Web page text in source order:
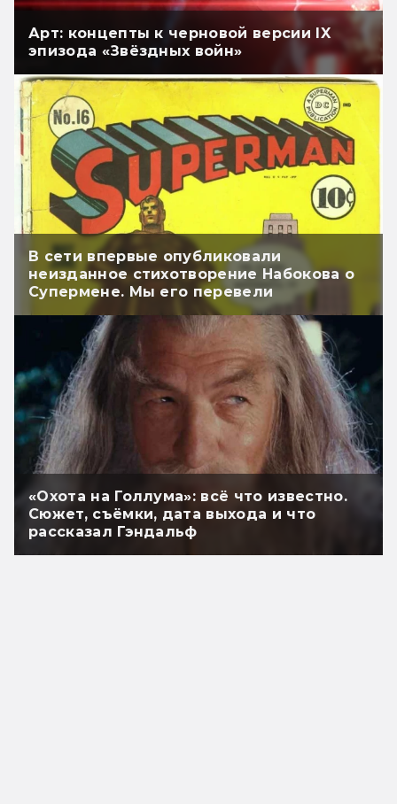
Арт: концепты к черновой версии IX
эпизода «Звёздных войн»
В сети впервые опубликовали
неизданное стихотворение Набокова о
Супермене. Мы его перевели
«Охота на Голлума»: всё что известно.
Сюжет, съёмки, дата выхода и что
рассказал Гэндальф